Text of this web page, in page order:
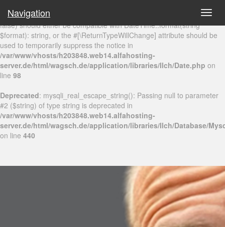
Deprecated: Return type of Ilch\Date::format($format = null, $local =
false) should either be compatible with DateTime::format(string
$format): string, or the #[\ReturnTypeWillChange] attribute should be
used to temporarily suppress the notice in
/var/www/vhosts/h203848.web14.alfahosting-
server.de/html/wagsch.de/application/libraries/Ilch/Date.php on
line 98
Deprecated: mysqli_real_escape_string(): Passing null to parameter
#2 ($string) of type string is deprecated in
/var/www/vhosts/h203848.web14.alfahosting-
server.de/html/wagsch.de/application/libraries/Ilch/Database/
on line 440
Navigation